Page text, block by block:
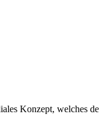
Konzept, welches